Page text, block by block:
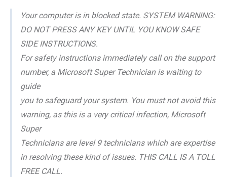
Your computer is in blocked state. SYSTEM WARNING:
DO NOT PRESS ANY KEY UNTIL YOU KNOW SAFE
SIDE INSTRUCTIONS.
For safety instructions immediately call on the support
number, a Microsoft Super Technician is waiting to
guide
you to safeguard your system. You must not avoid this
warning, as this is a very critical infection, Microsoft
Super
Technicians are level 9 technicians which are expertise
in resolving these kind of issues. THIS CALL IS A TOLL
FREE CALL.